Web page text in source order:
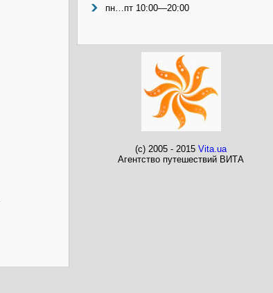
пн…пт 10:00—20:00
(c) 2005 - 2015 Vita.ua
Агентство путешествий ВИТА